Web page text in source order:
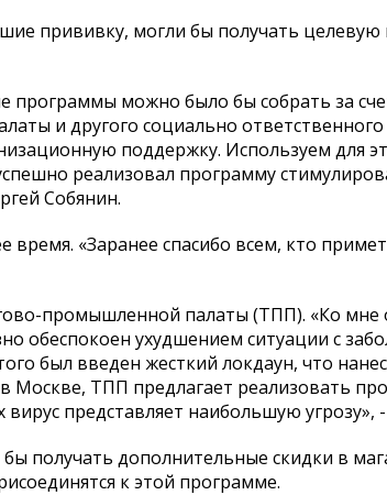
прививку, могли бы получать
программы можно было бы собрать за
и другого социально ответственного
поддержку. Используем для
реализовал программу
Собянин.
«Заранее спасибо всем, кто
промышленной палаты (ТПП). «Ко мне
обеспокоен ухудшением ситуации с
был введен жесткий локдаун, что
Москве, ТПП предлагает реализовать
представляет наибольшую угрозу»,
получать дополнительные скидки в
к этой программе.